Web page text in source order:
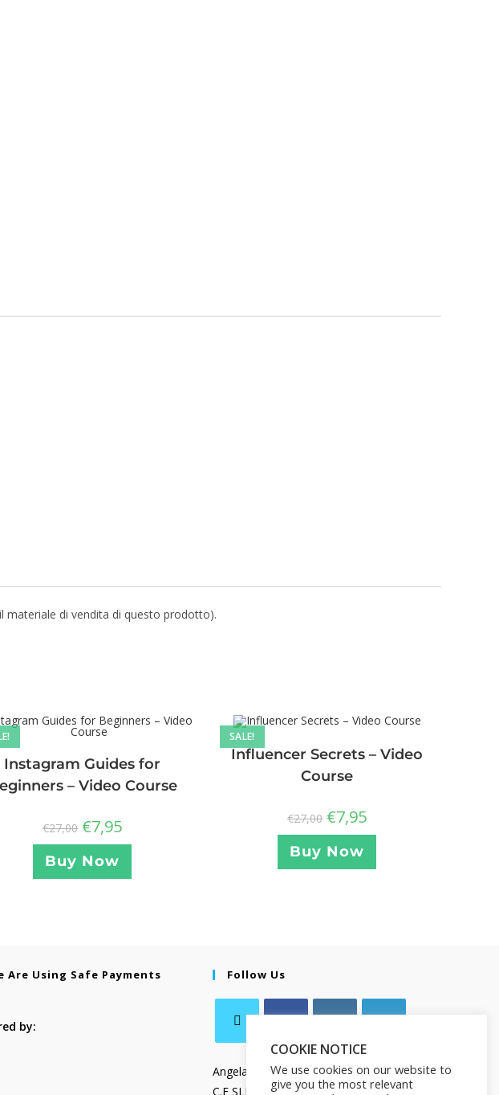
materiale di vendita di questo prodotto).
Instagram Guides for
– Video Course
€27,00 €7,95
Buy Now
SALE!
Influencer Secrets – Video
Course
€27,00 €7,95
Buy Now
Are Using Safe Payments
by:
Follow Us
Angela Salamanca
C.F SLMNGL73T41Z133X
COOKIE NOTICE
We use cookies on our website to
give you the most relevant